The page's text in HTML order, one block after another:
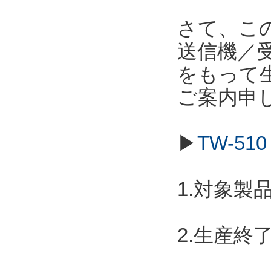
さて、こ
送信機／
をもって
ご案内申
▶TW-
1.対象製
2.生産終